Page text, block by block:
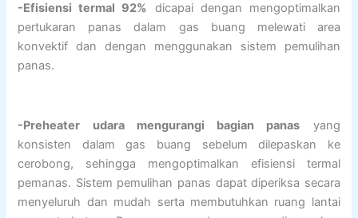
-Efisiensi termal 92% dicapai dengan mengoptimalkan
pertukaran panas dalam gas buang melewati area
konvektif dan dengan menggunakan sistem pemulihan
panas.
-Preheater udara mengurangi bagian panas yang
konsisten dalam gas buang sebelum dilepaskan ke
cerobong, sehingga mengoptimalkan efisiensi termal
pemanas. Sistem pemulihan panas dapat diperiksa secara
menyeluruh dan mudah serta membutuhkan ruang lantai